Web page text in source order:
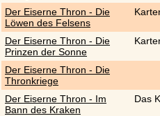
Der Eiserne Thron - Die
Löwen des Felsens
Der Eiserne Thron - Die
Prinzen der Sonne
Der Eiserne Thron - Die
Thronkriege
Der Eiserne Thron - Im
Bann des Kraken
Das